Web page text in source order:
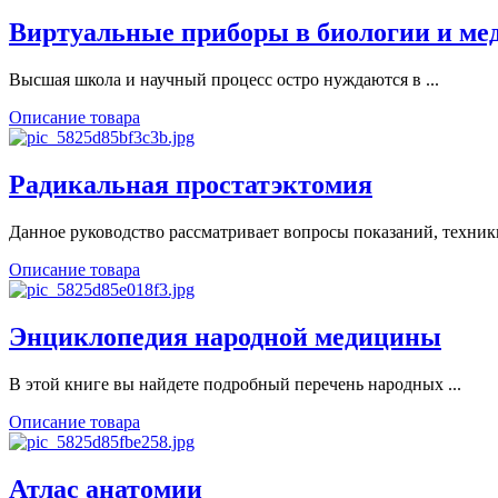
Виртуальные приборы в биологии и
Высшая школа и научный процесс остро нуждаются в ...
Описание товара
Радикальная простатэктомия
Данное руководство рассматривает вопросы показаний,
Описание товара
Энциклопедия народной медицины
В этой книге вы найдете подробный перечень народных ...
Описание товара
Атлас анатомии